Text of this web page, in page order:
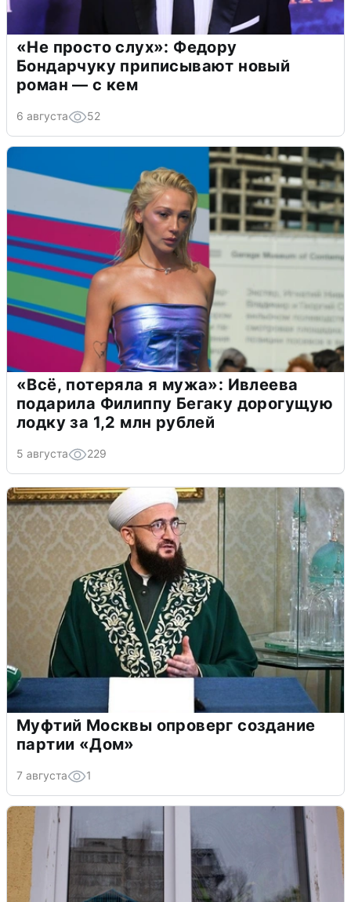
«Не просто слух»: Федору
Бондарчуку приписывают новый
роман — с кем
6 августа 52
«Всё, потеряла я мужа»: Ивлеева
подарила Филиппу Бегаку дорогущую
лодку за 1,2 млн рублей
5 августа 229
Муфтий Москвы опроверг создание
партии «Дом»
7 августа 1